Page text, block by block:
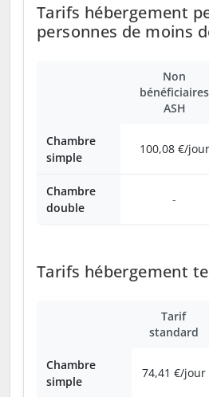
Tarifs hébergement
personnes de moins
Non
bénéficiaires
ASH
Chambre
simple
100,08 €/jour
Chambre
double
-
Tarifs hébergement
Tarif
standard
Chambre
simple
74,41 €/jour